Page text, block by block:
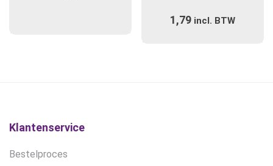
1,79 incl. BTW
Klantenservice
Bestelproces